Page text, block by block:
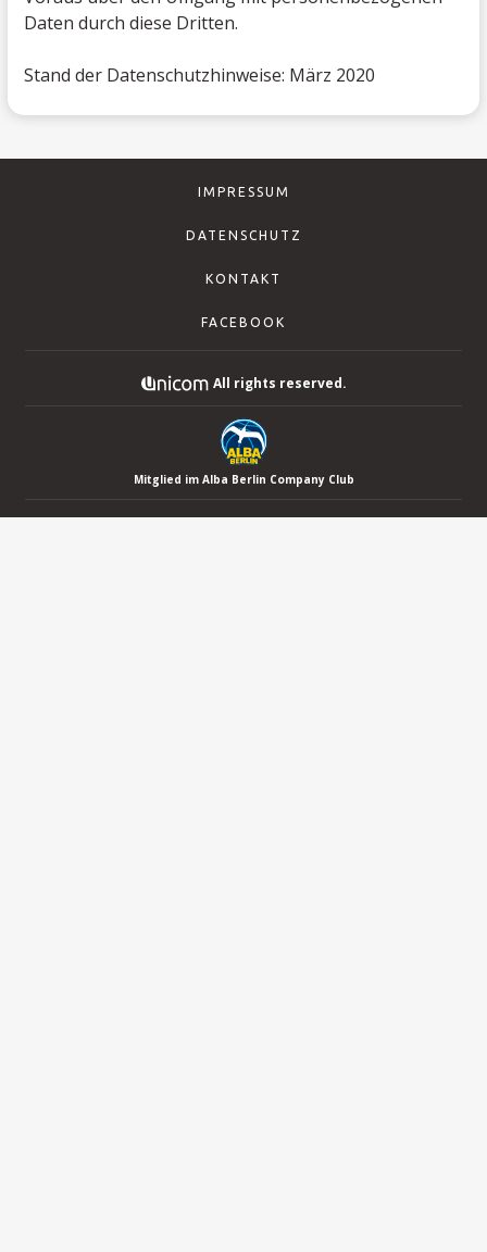
Daten durch diese Dritten.
Stand der Datenschutzhinweise: März 2020
IMPRESSUM
DATENSCHUTZ
KONTAKT
FACEBOOK
All rights reserved.
Mitglied im Alba Berlin Company Club